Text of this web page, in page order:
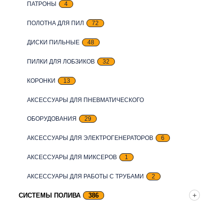
ПАТРОНЫ 4
ПОЛОТНА ДЛЯ ПИЛ 72
ДИСКИ ПИЛЬНЫЕ 48
ПИЛКИ ДЛЯ ЛОБЗИКОВ 32
КОРОНКИ 13
АКСЕССУАРЫ ДЛЯ ПНЕВМАТИЧЕСКОГО
ОБОРУДОВАНИЯ 29
АКСЕССУАРЫ ДЛЯ ЭЛЕКТРОГЕНЕРАТОРОВ 6
АКСЕССУАРЫ ДЛЯ МИКСЕРОВ 1
АКСЕССУАРЫ ДЛЯ РАБОТЫ С ТРУБАМИ 2
СИСТЕМЫ ПОЛИВА 386